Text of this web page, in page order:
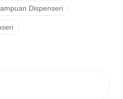
Dispenseri